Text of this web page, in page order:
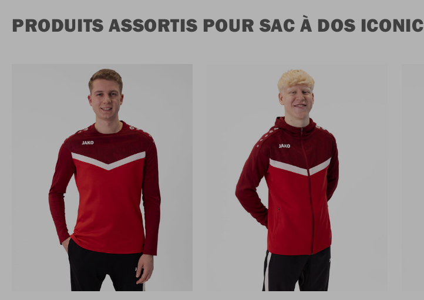
PRODUITS ASSORTIS POUR SAC À DOS ICONIC